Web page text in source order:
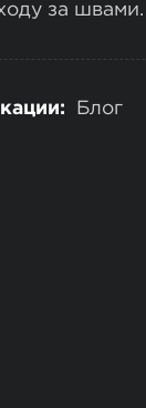
за
Блог